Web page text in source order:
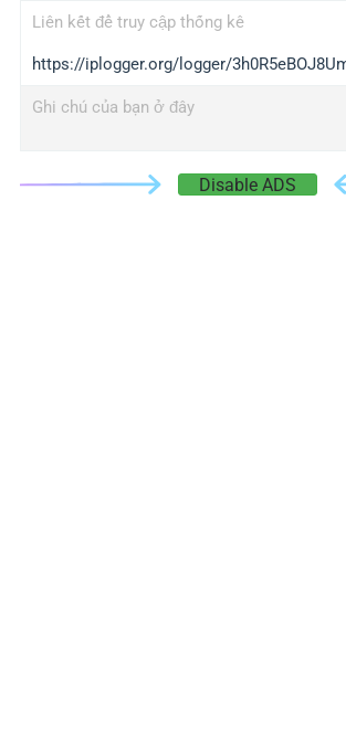
Liên kết để truy cập thống kê
https://iplogger.org/logger/
Ghi chú của bạn ở đây
Disable ADS